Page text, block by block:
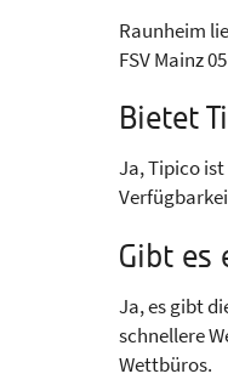
Raunheim
FSV Mainz
Bietet
Ja, Tipico
Gibt es
Ja, es gibt
schnellere
Wettbüros.